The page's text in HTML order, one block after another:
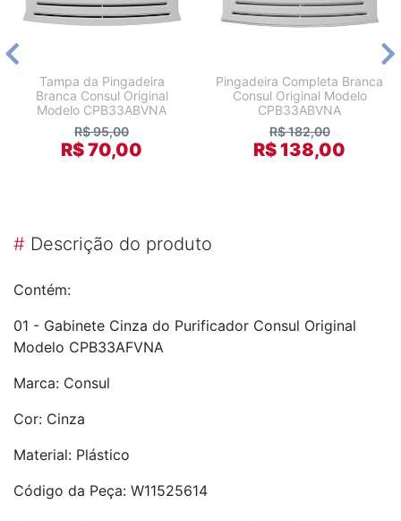
Tampa da Pingadeira
Branca Consul Original
Modelo CPB33ABVNA
R$ 95,00
R$ 70,00
Pingadeira Completa Branca
Consul Original Modelo
CPB33ABVNA
R$ 182,00
R$ 138,00
# Descrição do produto
Contém:
01 - Gabinete Cinza do Purificador Consul Original
Modelo CPB33AFVNA
Marca: Consul
Cor: Cinza
Material: Plástico
Código da Peça: W11525614